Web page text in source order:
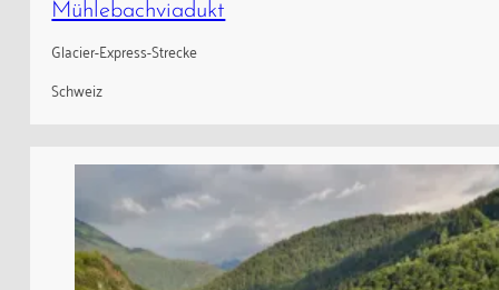
Mühlebachviadukt
Glacier-Express-Strecke
Schweiz